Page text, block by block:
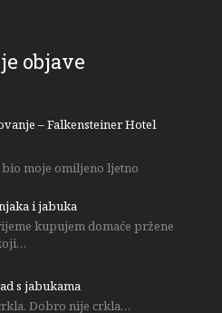
objave
– Falkensteiner Hotel
moje omiljeno ljetno
i jabuka
kupujem domaće pržene
s jabukama
Dobro nije crkla…